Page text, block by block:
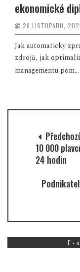
ekonomické
28 LISTOPADU,
Jak automaticky
zdrojů, jak
managementu pom...
Předchozí
10 000
24 hodin
E-